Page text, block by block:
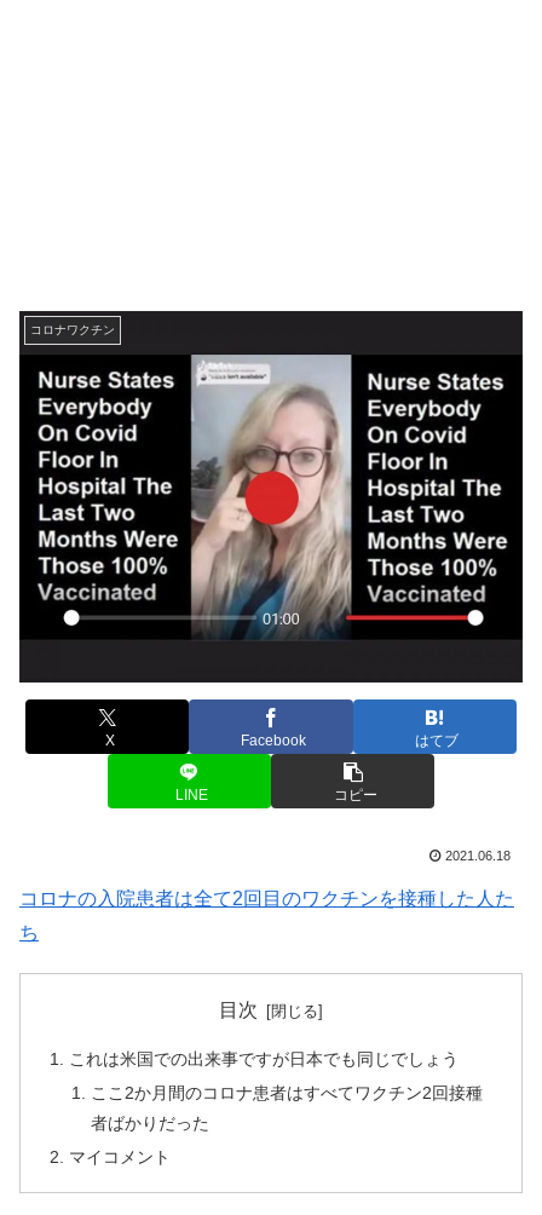
コロナワクチン
X Facebook はてブ
LINE コピー
2021.06.18
コロナの入院患者は全て2回目のワクチンを接種した人た
ち
目次
これは米国での出来事ですが日本でも同じでしょう
ここ2か月間のコロナ患者はすべてワクチン2回接種
者ばかりだった
マイコメント